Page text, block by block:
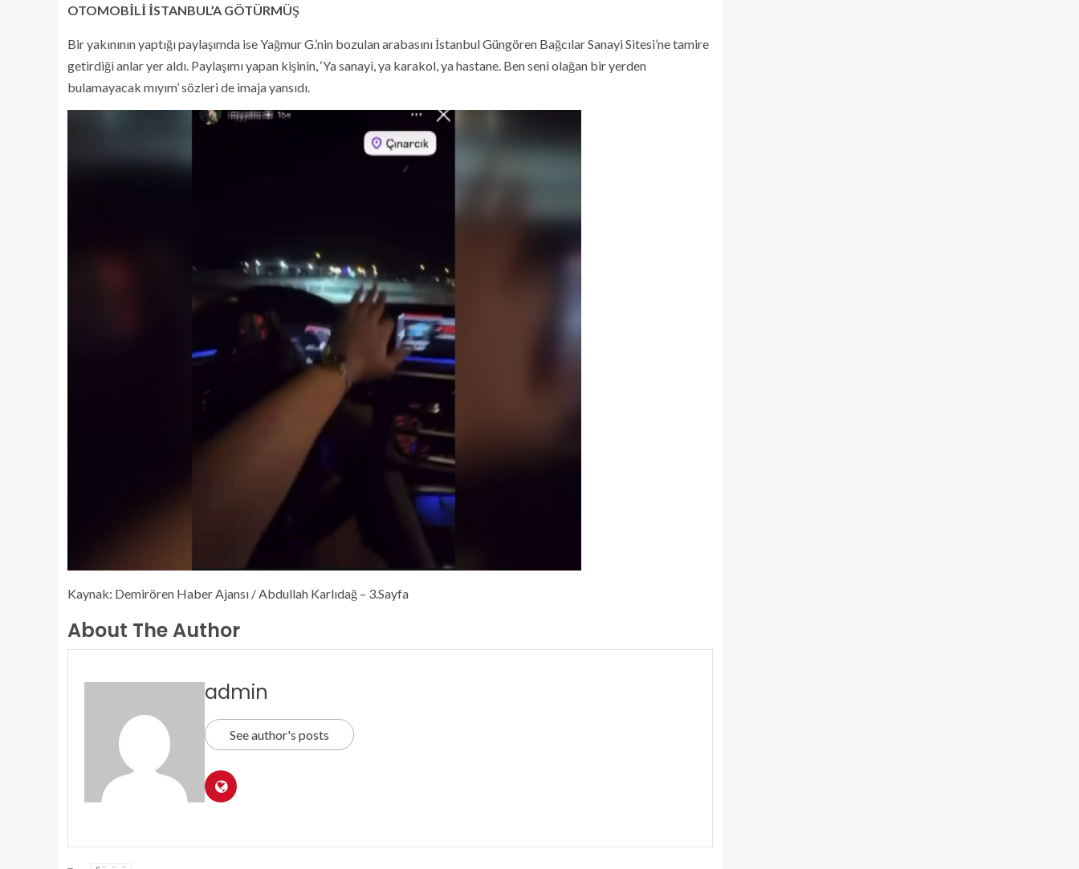
OTOMOBİLİ İSTANBUL’A GÖTÜRMÜŞ
Bir yakınının yaptığı paylaşımda ise Yağmur G.’nin bozulan arabasını İstanbul Güngören Bağcılar Sanayi Sitesi’ne tamire
getirdiği anlar yer aldı. Paylaşımı yapan kişinin, ‘Ya sanayi, ya karakol, ya hastane. Ben seni olağan bir yerden
bulamayacak mıyım’ sözleri de imaja yansıdı.
Kaynak: Demirören Haber Ajansı / Abdullah Karlıdağ – 3.Sayfa
About The Author
admin
See author's posts